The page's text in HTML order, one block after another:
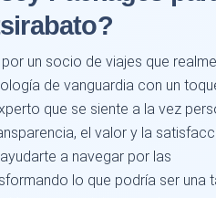
un socio de viajes que
de vanguardia con un
que se siente a la vez
el valor y la
a navegar por las
lo que podría ser una